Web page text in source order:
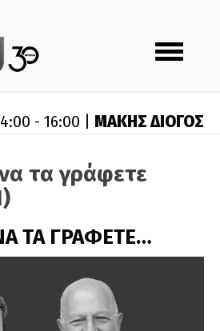
Toggle
navigation
- 16:00 | ΜΑΚΗΣ ΔΙΟΓΟΣ
τα γράφετε
ΤΑ ΓΡΑΦΕΤΕ…